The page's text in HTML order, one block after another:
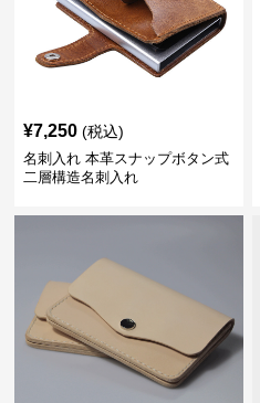
¥7,250 (税込)
名刺入れ 本革スナップボタン式
二層構造名刺入れ